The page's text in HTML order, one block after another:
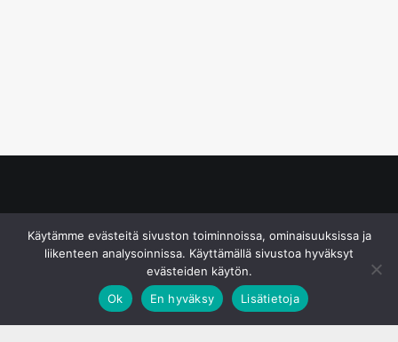
Käytämme evästeitä sivuston toiminnoissa, ominaisuuksissa ja
liikenteen analysoinnissa. Käyttämällä sivustoa hyväksyt
evästeiden käytön.
Ok
En hyväksy Lisätietoja